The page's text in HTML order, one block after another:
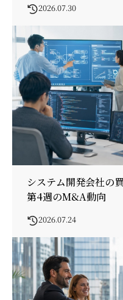
2026.07.30
システム開発会社の
第4週のM&A動向
2026.07.24